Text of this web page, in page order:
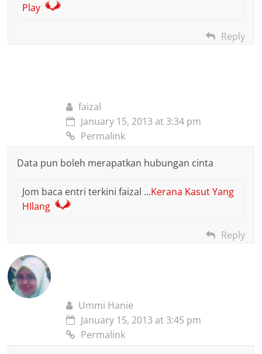
Play
Reply
faizal
January 15, 2013 at 3:34 pm
Permalink
Data pun boleh merapatkan hubungan cinta
Jom baca entri terkini faizal …Kerana Kasut Yang
HIlang
Reply
Ummi Hanie
January 15, 2013 at 3:45 pm
Permalink